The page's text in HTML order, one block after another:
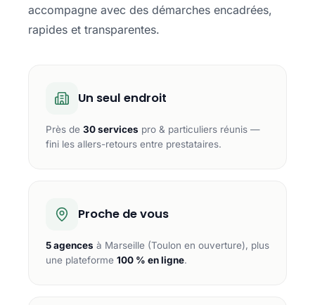
accompagne avec des démarches encadrées,
rapides et transparentes.
Un seul endroit
Près de 30 services pro & particuliers réunis —
fini les allers-retours entre prestataires.
Proche de vous
5 agences à Marseille (Toulon en ouverture), plus
une plateforme 100 % en ligne.